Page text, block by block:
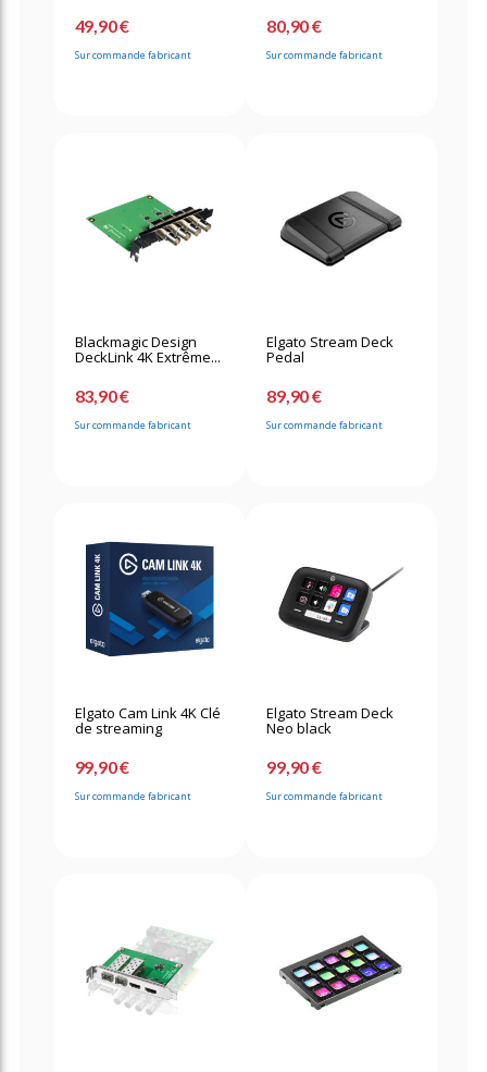
49,90 €
Sur commande fabricant
80,90 €
Sur commande fabricant
Blackmagic Design
DeckLink 4K Extrême...
83,90 €
Sur commande fabricant
Elgato Stream Deck
Pedal
89,90 €
Sur commande fabricant
Elgato Cam Link 4K Clé
de streaming
99,90 €
Sur commande fabricant
Elgato Stream Deck
Neo black
99,90 €
Sur commande fabricant